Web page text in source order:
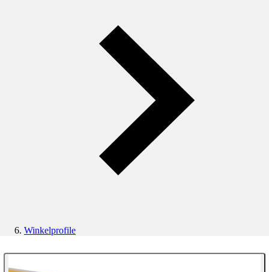
Winkelprofile